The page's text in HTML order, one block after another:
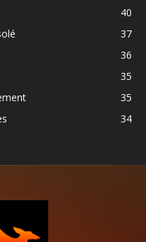
40
37
36
35
35
34